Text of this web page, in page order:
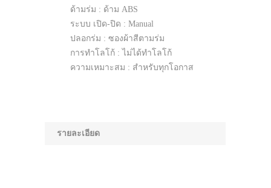
ด้ามร่ม : ด้าม ABS
ระบบ เปิด-ปิด : Manual
ปลอกร่ม : ซองผ้าสีตามร่ม
การทำโลโก้ : ไม่ได้ทำโลโก้
ความเหมาะสม : สำหรับทุกโอกาส
รายละเอียด